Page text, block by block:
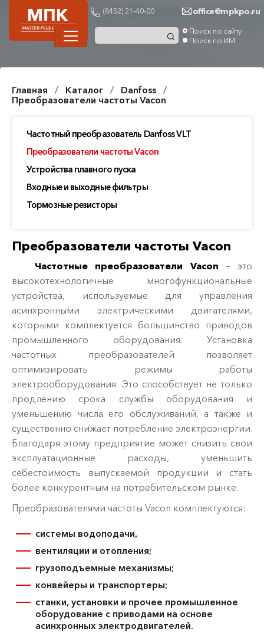
(8452) 21-40-00 office@mpkpo.ru
Поиск по сайту
Поиск по ИМ
Главная Каталог
Danfoss
Преобразователи частоты Vacon
Частотный преобразователь Danfoss VLT
Преобразователи частоты Vacon
Устройства плавного пуска
Входные и выходные фильтры
Тормозные резисторы
Преобразователи частоты Vacon
Частотные преобразователи Vacon – это
высокотехнологичные многофункциональные
устройства, используемые для управления
асинхронными электрическими двигателями,
которыми комплектуется большинство приводов
промышленного оборудования. Установка
частотных преобразователей позволяет
оптимизировать режимы работы
электрооборудования. Это способствует не только
продлению срока службы оборудования и
уменьшению числа его обслуживаний, а также и
существенно снижает потребление электроэнергии.
Благодаря этому предприятие может снизить свои
эксплуатационные расходы, уменьшить
себестоимость выпускаемой продукции и стать
более конкурентным на потребительском рынке.
Преобразователями частоты Vacon комплектуются:
системы водоподачи,
вентиляции и отопления;
грузоподъемные механизмы;
конвейеры и транспортеры;
станки, установки и прочее промышленное
оборудование с приводами на основе
асинхронных электродвигателей.